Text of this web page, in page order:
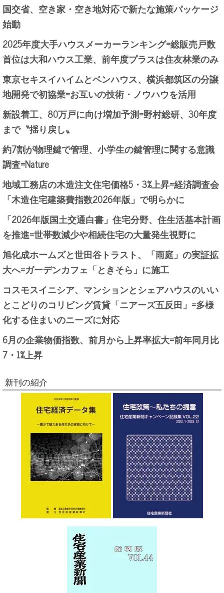
国交省、空き家・空き地対応で新たな施策パッケージ
始動
2025年度大手ハウスメーカーランキング=総販売戸数
首位は大和ハウス工業、前年度プラスは住友林業のみ
東京セキスイハイムとベンハウス、横浜都筑区の分譲
地開発で初協業=お互いの技術・ノウハウを活用
新設着工、80万戸に向け増加予測=野村総研、30年度
まで〝揺り戻し〟
約7割が物理鍵で管理、小学生の鍵管理に関する意識
調査=Nature
地域工務店の木造注文住宅価格5・3%上昇=経済調査会
「木造住宅建築費指数2026年版」で明らかに
「2026年版国土交通白書」住宅分野、住生活基本計画
を推進=世帯数減少や相続住宅の大量発生視野に
旭化成ホームズと世田谷トラスト、「雨庭」の実証拡
大へ=ガーデンカフェ「ときそら」に施工
コスモスイニシア、マンションとシェアハウスのいい
とこどりのコリビング賃貸「ニアーズ五反田」=多様
化する住まいのニーズに対応
6月の企業物価指数、前月から上昇率拡大=前年同月比
7・1%上昇
新刊の紹介